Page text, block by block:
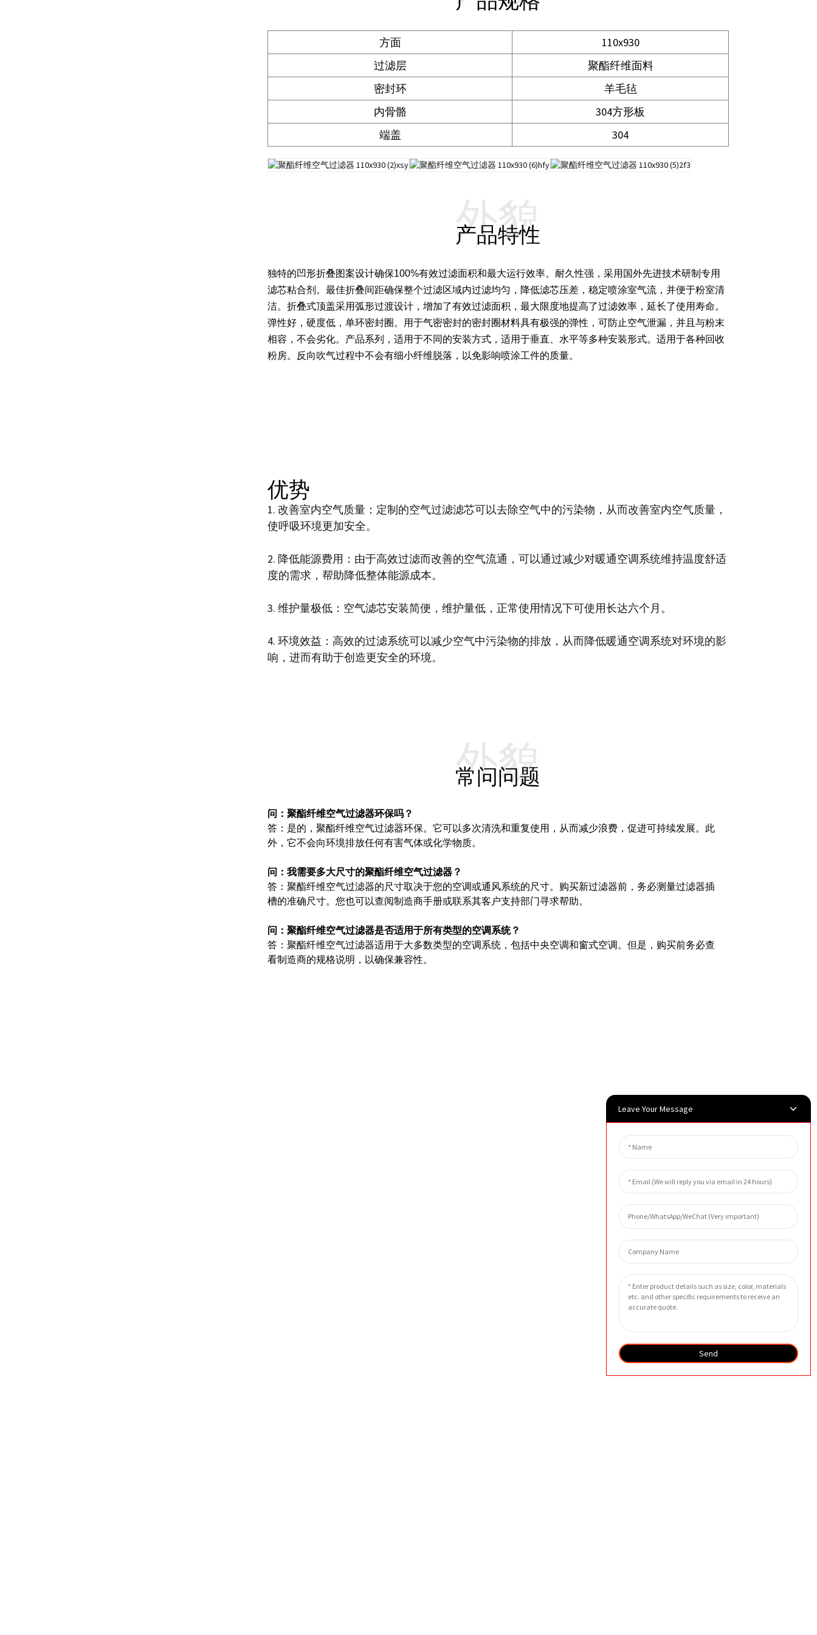
方面
110x930
过滤层
聚酯纤维面料
密封环
羊毛毡
内骨骼
304方形板
端盖
304
产品特性
外貌
独特的凹形折叠图案设计确保100%有效过滤面积和最大运行效率。 耐久性强，采用国外先进技术研制专用
滤芯粘合剂。 最佳折叠间距确保整个过滤区域内过滤均匀，降低滤芯压差，稳定喷涂室气流，并便于粉室清
洁。 折叠式顶盖采用弧形过渡设计，增加了有效过滤面积，最大限度地提高了过滤效率，延长了使用寿命。
弹性好，硬度低，单环密封圈。
用于气密密封的密封圈材料具有极强的弹性，可防止空气泄漏，并且与粉末
相容，不会劣化。 产品系列，适用于不同的安装方式，适用于垂直、水平等多种安装形式。 适用于各种回收
粉房。
反向吹气过程中不会有细小纤维脱落，以免影响喷涂工件的质量。
优势
1. 改善室内空气质量：定制的空气过滤滤芯可以去除空气中的污染物，从而改善室内空气质量，
使呼吸环境更加安全。
2. 降低能源费用：由于高效过滤而改善的空气流通，可以通过减少对暖通空调系统维持温度舒适
度的需求，帮助降低整体能源成本。
3. 维护量极低：空气滤芯安装简便，维护量低，正常使用情况下可使用长达六个月。
4. 环境效益：高效的过滤系统可以减少空气中污染物的排放，从而降低暖通空调系统对环境的影
响，进而有助于创造更安全的环境。
常问问题
外貌
问：聚酯纤维空气过滤器环保吗？
答：是的，聚酯纤维空气过滤器环保。它可以多次清洗和重复使用，从而减少浪费，促进可持续发展。此
外，它不会向环境排放任何有害气体或化学物质。
问：我需要多大尺寸的聚酯纤维空气过滤器？
答：聚酯纤维空气过滤器的尺寸取决于您的空调或通风系统的尺寸。购买新过滤器前，务必测量过滤器插
槽的准确尺寸。您也可以查阅制造商手册或联系其客户支持部门寻求帮助。
问：聚酯纤维空气过滤器是否适用于所有类型的空调系统？
答：聚酯纤维空气过滤器适用于大多数类型的空调系统，包括中央空调和窗式空调。但是，购买前务必查
看制造商的规格说明，以确保兼容性。
Leave Your Message
Send